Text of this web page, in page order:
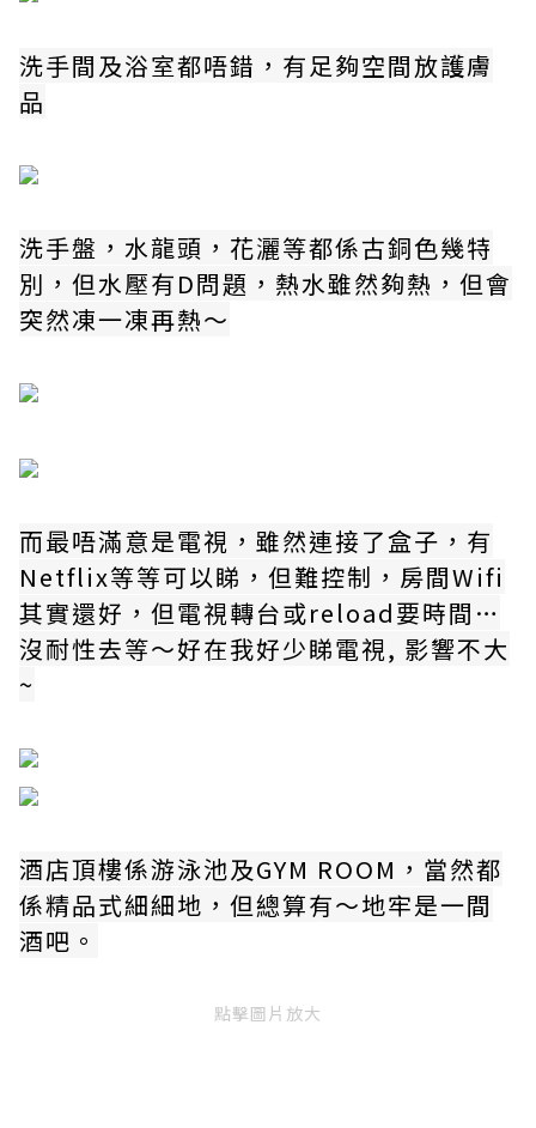
洗手間及浴室都唔錯，有足夠空間放護膚
品
洗手盤，水龍頭，花灑等都係古銅色幾特
別，但水壓有D問題，熱水雖然夠熱，但會
突然凍一凍再熱～
而最唔滿意是電視，雖然連接了盒子，有
Netflix等等可以睇，但難控制，房間Wifi
其實還好，但電視轉台或reload要時間…
沒耐性去等～好在我好少睇電視, 影響不大
~
酒店頂樓係游泳池及GYM ROOM，當然都
係精品式細細地，但總算有～地牢是一間
酒吧。
點擊圖片放大